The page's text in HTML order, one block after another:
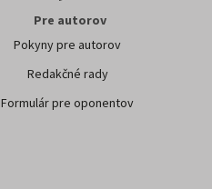
Pre autorov
Pokyny pre autorov
Redakčné rady
Formulár pre oponentov